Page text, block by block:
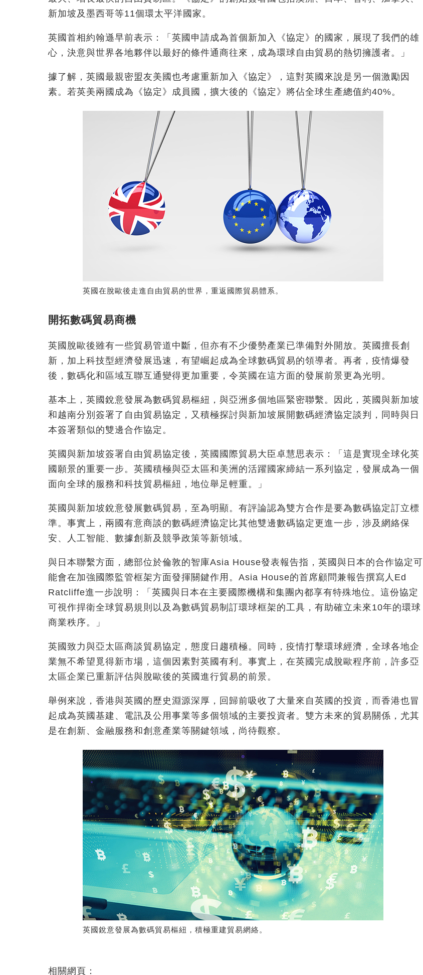
新加坡及墨西哥等11個環太平洋國家。
英國首相約翰遜早前表示：「英國申請成為首個新加入《協定》的國家，展現了我們的雄
心，決意與世界各地夥伴以最好的條件通商往來，成為環球自由貿易的熱切擁護者。」
據了解，英國最親密盟友美國也考慮重新加入《協定》，這對英國來說是另一個激勵因
素。若英美兩國成為《協定》成員國，擴大後的《協定》將佔全球生產總值約40%。
英國在脫歐後走進自由貿易的世界，重返國際貿易體系。
開拓數碼貿易商機
英國脫歐後雖有一些貿易管道中斷，但亦有不少優勢產業已準備對外開放。英國擅長創
新，加上科技型經濟發展迅速，有望崛起成為全球數碼貿易的領導者。再者，疫情爆發
後，數碼化和區域互聯互通變得更加重要，令英國在這方面的發展前景更為光明。
基本上，英國銳意發展為數碼貿易樞紐，與亞洲多個地區緊密聯繫。因此，英國與新加坡
和越南分別簽署了自由貿易協定，又積極探討與新加坡展開數碼經濟協定談判，同時與日
本簽署類似的雙邊合作協定。
英國與新加坡簽署自由貿易協定後，英國國際貿易大臣卓慧思表示：「這是實現全球化英
國願景的重要一步。英國積極與亞太區和美洲的活躍國家締結一系列協定，發展成為一個
面向全球的服務和科技貿易樞紐，地位舉足輕重。」
英國與新加坡銳意發展數碼貿易，至為明顯。有評論認為雙方合作是要為數碼協定訂立標
準。事實上，兩國有意商談的數碼經濟協定比其他雙邊數碼協定更進一步，涉及網絡保
安、人工智能、數據創新及競爭政策等新領域。
與日本聯繫方面，總部位於倫敦的智庫Asia House發表報告指，英國與日本的合作協定可
能會在加強國際監管框架方面發揮關鍵作用。Asia House的首席顧問兼報告撰寫人Ed
Ratcliffe進一步說明：「英國與日本在主要國際機構和集團內都享有特殊地位。這份協定
可視作捍衛全球貿易規則以及為數碼貿易制訂環球框架的工具，有助確立未來10年的環球
商業秩序。」
英國致力與亞太區商談貿易協定，態度日趨積極。同時，疫情打擊環球經濟，全球各地企
業無不希望覓得新市場，這個因素對英國有利。事實上，在英國完成脫歐程序前，許多亞
太區企業已重新評估與脫歐後的英國進行貿易的前景。
舉例來說，香港與英國的歷史淵源深厚，回歸前吸收了大量來自英國的投資，而香港也冒
起成為英國基建、電訊及公用事業等多個領域的主要投資者。雙方未來的貿易關係，尤其
是在創新、金融服務和創意產業等關鍵領域，尚待觀察。
英國銳意發展為數碼貿易樞紐，積極重建貿易網絡。
相關網頁：